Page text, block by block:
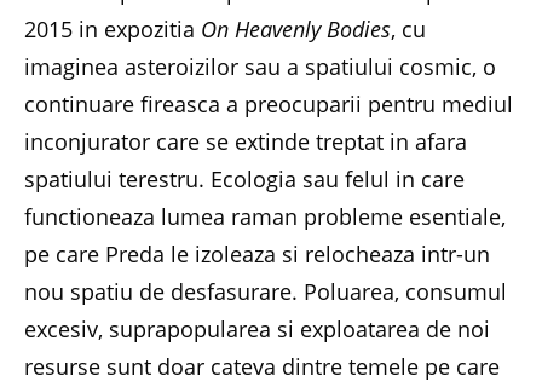
2015 in expozitia On Heavenly Bodies, cu
imaginea asteroizilor sau a spatiului cosmic, o
continuare fireasca a preocuparii pentru mediul
inconjurator care se extinde treptat in afara
spatiului terestru. Ecologia sau felul in care
functioneaza lumea raman probleme esentiale,
pe care Preda le izoleaza si relocheaza intr-un
nou spatiu de desfasurare. Poluarea, consumul
excesiv, suprapopularea si exploatarea de noi
resurse sunt doar cateva dintre temele pe care